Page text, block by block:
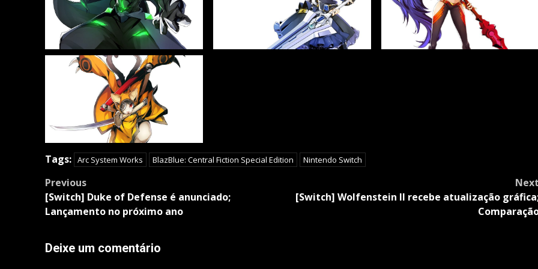
Tags: Arc System Works BlazBlue: Central Fiction Special Edition Nintendo Switch
Post
navigation
Previous
[Switch] Duke of Defense é anunciado;
Lançamento no próximo ano
Next
[Switch] Wolfenstein II recebe atualização
Deixe um comentário